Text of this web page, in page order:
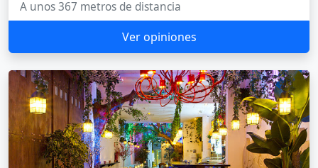
A unos 367 metros de distancia
Ver opiniones